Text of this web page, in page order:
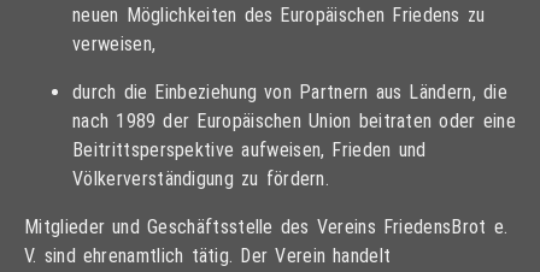
neuen Möglichkeiten des Europäischen Friedens zu
verweisen,
durch die Einbeziehung von Partnern aus Ländern, die
nach 1989 der Europäischen Union beitraten oder eine
Beitrittsperspektive aufweisen, Frieden und
Völkerverständigung zu fördern.
Mitglieder und Geschäftsstelle des Vereins FriedensBrot e.
V. sind ehrenamtlich tätig. Der Verein handelt